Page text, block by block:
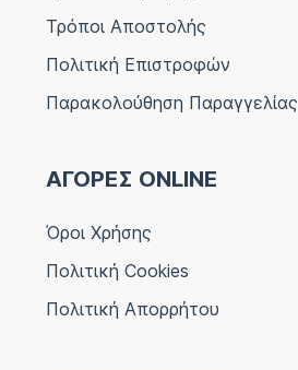
Τρόποι Αποστολής
Πολιτική Επιστροφών
Παρακολούθηση Παραγγελίας
ΑΓΟΡΕΣ ONLINE
Όροι Χρήσης
Πολιτική Cookies
Πολιτική Απορρήτου